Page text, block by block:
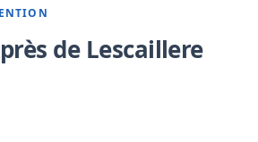
de Lescaillere